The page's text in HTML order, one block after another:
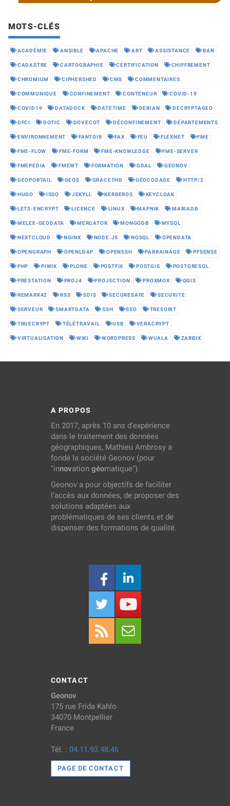
MOTS-CLÉS
ACADÉMIE ANSIBLE APACHE ART ASSISTANCE BAN
CADASTRE CARTOGRAPHIE CERTIFICATION CHIFFREMENT
CHROMIUM CIPHERSHED CMS COMMENTAIRES
COMMUNIQUE CONFINEMENT CONTENEUR COVID-19
COVID19 DATADOCK DATETIME DEBIAN DECRYPTAGEO
DFCI DOTIC DOVECOT DÉCONFINEMENT DÉPARTEMENTS
ENVIRONNEMENT FANTOIR FAX FEU FLEXNET FME
FME-FLOW FME-FORM FME-KNOWLEDGE FME-SERVER
FMEPEDIA FMEWT FORMATION GDAL GEONOV
GEOPORTAIL GEOS GRACETHD GÉOCODAGE HTTP/2
HUGO ISSO JEKYLL KERBEROS KEYCLOAK
LETS-ENCRYPT LICENCE LINUX MAPNIK MARIADB
MELEE-GEODATA MERCATOR MONGODB MYSQL
NEXTCLOUD NGINX NODE.JS NOSQL OPENDATA
OPENGRAPH OPENLDAP OPENSSH PARRAINAGE PFSENSE
PHP PIWIK PLONE POSTFIX POSTGIS POSTGRESQL
PRESTATION PROJ4 PROJECTION PROXMOX QGIS
REMARK42 RSS SDIS SECURESAFE SECURITE
SERVEUR SMARTDATA SSH SSO TRESORIT
TRUECRYPT TÉLÉTRAVAIL USB VERACRYPT
VIRTUALISATION WIKI WORDPRESS WUALA ZABBIX
A PROPOS
En 2017, après 10 ans d’expérience
dans le traitement des données
géographiques, Mathieu Ambrosy a
fondé la société Geonov (pour
"innovation géomatique").
Geonov a pour objectifs de faciliter
l’accès aux données, de proposer des
solutions adaptées aux
problématiques de ses clients et de
dispenser des formations de qualité.
CONTACT
Geonov
175 rue Frida Kahlo
34070 Montpellier
France
Tél. : 04.11.93.48.46
PAGE DE CONTACT